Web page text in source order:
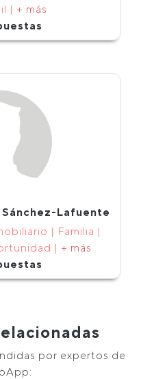
| + más
Lafuente
| Familia |
| + más
por expertos de